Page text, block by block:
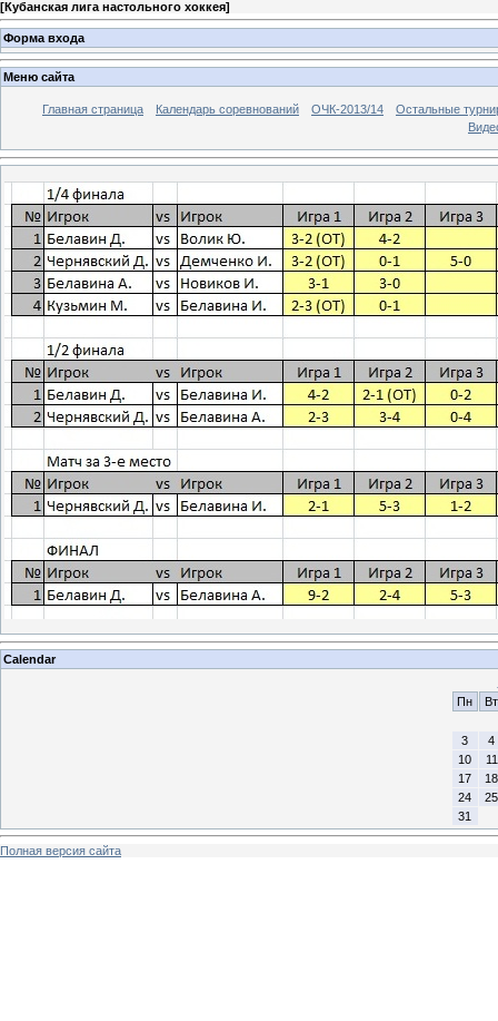
[Кубанская лига настольного хоккея]
Форма входа
Меню сайта
Главная страница Календарь соревнований ОЧК-2013/14
Остальные
Calendar
Пн
Вт
3
4
10
11
17
18
24
25
31
Полная версия сайта